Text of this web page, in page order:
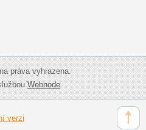
práva vyhrazena.
Webnode
verzi